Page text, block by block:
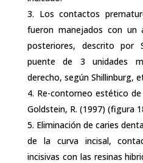
Los contactos
fueron manejados con un
posteriores, descrito
puente de 3 unidades
derecho, según Shillinburg,
Re-contorneo estético
Goldstein, R. (1997) (figura
Eliminación de caries
de la curva incisal,
incisivas con las resinas